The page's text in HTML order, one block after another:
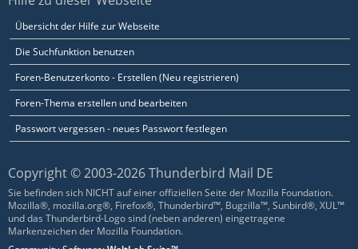
Übersicht der Hilfe zur Webseite
Die Suchfunktion benutzen
Foren-Benutzerkonto - Erstellen (Neu registrieren)
Foren-Thema erstellen und bearbeiten
Passwort vergessen - neues Passwort festlegen
Copyright © 2003-2026 Thunderbird Mail DE
Sie befinden sich NICHT auf einer offiziellen Seite der Mozilla Foundation.
Mozilla®, mozilla.org®, Firefox®, Thunderbird™, Bugzilla™, Sunbird®, XUL™
und das Thunderbird-Logo sind (neben anderen) eingetragene
Markenzeichen der Mozilla Foundation.